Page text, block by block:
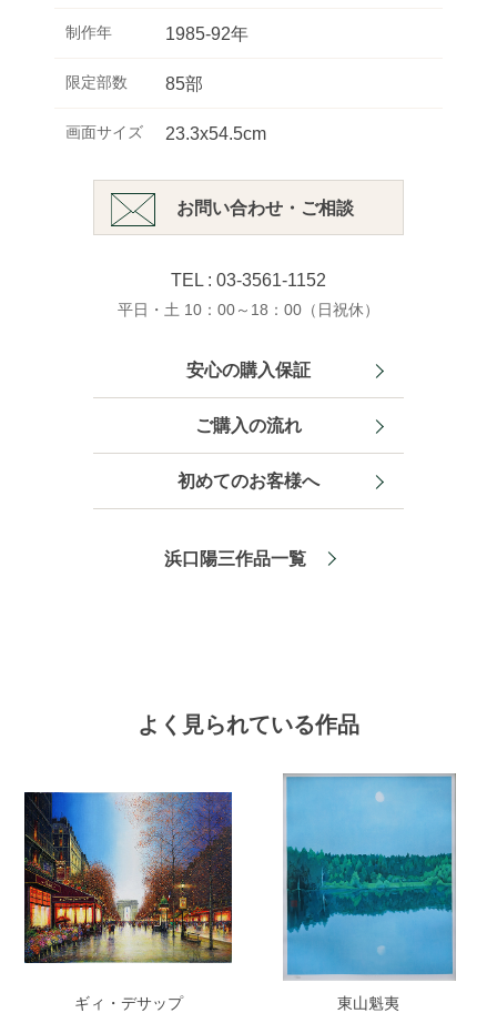
制作年 1985-92年
限定部数 85部
画面サイズ 23.3x54.5cm
お問い合わせ・ご相談
TEL : 03-3561-1152
平日・土 10：00～18：00（日祝休）
安心の購入保証
ご購入の流れ
初めてのお客様へ
浜口陽三作品一覧
よく見られている作品
ギィ・デサップ 東山魁夷